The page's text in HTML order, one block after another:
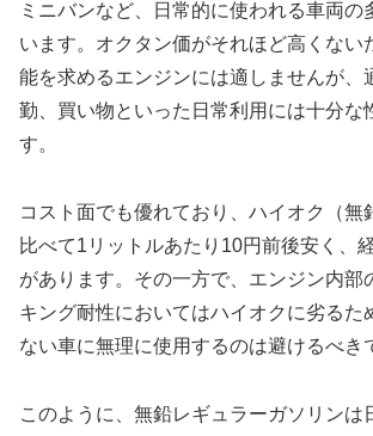
ミニバンなど、日常的に使われる車両の
います。オクタン価がそれほど高くない
能を求めるエンジンには適しませんが、
勤、買い物といった日常利用には十分な
す。
コスト面でも優れており、ハイオク（無
比べて1リットルあたり10円前後安く、
があります。その一方で、エンジン内部
キング耐性においてはハイオクに劣るた
ない車に無理に使用するのは避けるべき
このように、無鉛レギュラーガソリンは